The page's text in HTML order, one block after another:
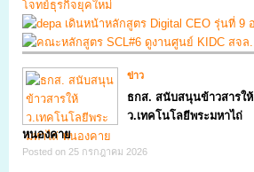
ข่าว
ธกส. สนับสนุนข้าวสารให้
ว.เทคโนโลยีพระมหาไถ่
หนองคาย
Posted on 25 กรกฎาคม 2026